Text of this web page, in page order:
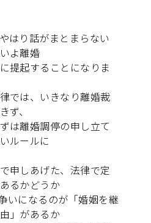
はり話がまとまらない
よ離婚
提起することになりま
では、いきなり離婚裁
ず、
は離婚調停の申し立て
ルールに
申しあげた、法律で定
るかどうか
いになるのが「婚姻を継
」があるか